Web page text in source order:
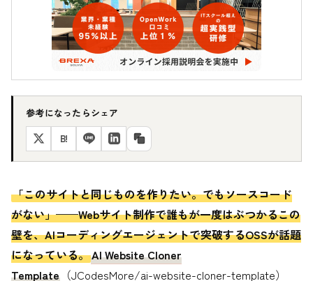
参考になったらシェア
B!
「このサイトと同じものを作りたい。でもソースコード
がない」——Webサイト制作で誰もが一度はぶつかるこの
壁を、AIコーディングエージェントで突破するOSSが話題
になっている。AI Website Cloner
Template （JCodesMore/ai-website-cloner-template）